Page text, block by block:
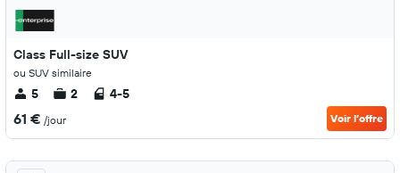
Class Full-size SUV
ou SUV similaire
5 2 4-5
61 € /jour Voir l’offre